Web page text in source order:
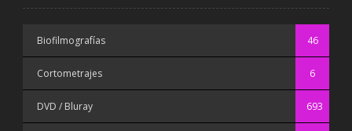
Biofilmografías 46
Cortometrajes 6
DVD / Bluray 693